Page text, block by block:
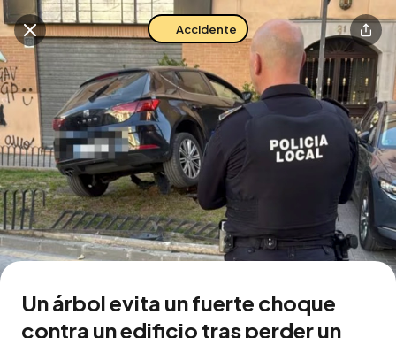
Descarga la app
Buscar en esta zona
Accidente
Un árbol evita un fuerte choque
contra un edificio tras perder un